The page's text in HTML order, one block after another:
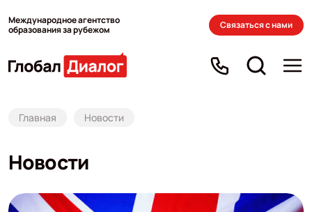
Международное агентство
образования за рубежом
Связаться с нами
Главная Новости
Новости